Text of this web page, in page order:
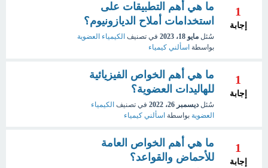
1
إجابة
ما هي أهم التطبيقات على
استخدامات أملاح الديازونيوم؟
سُئل مايو 18، 2023 في تصنيف الكيمياء العضوية
بواسطة اسألني كيمياء
1
إجابة
ما هي أهم الخواص الفيزيائية
للهاليدات العضوية؟
سُئل ديسمبر 26، 2022 في تصنيف الكيمياء
العضوية بواسطة اسألني كيمياء
1
إجابة
ما هي أهم الخواص العامة
للأحماض والقواعد؟